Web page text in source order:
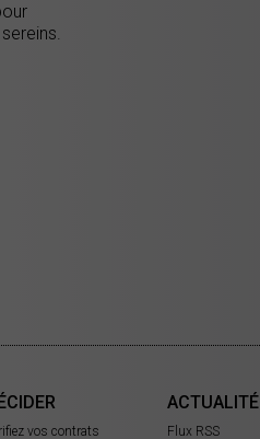
vos contrats
ACTUALITÉ
Flux RSS